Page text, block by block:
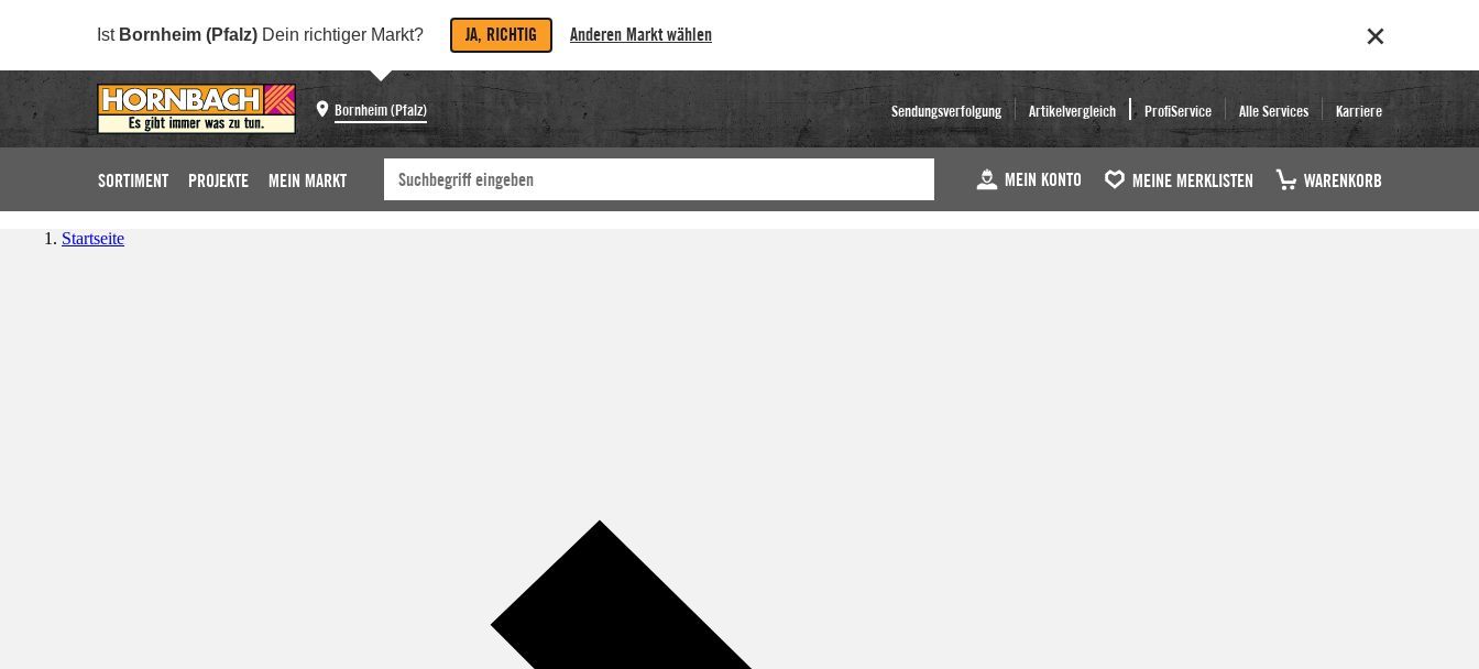
Ist Bornheim (Pfalz) Dein richtiger Markt? JA, RICHTIG Anderen Markt wählen
Bornheim (Pfalz) Sendungsverfolgung Artikelvergleich ProfiService Alle Services Karriere
SORTIMENT PROJEKTE MEIN MARKT MEIN KONTO MEINE MERKLISTEN WARENKORB
Startseite